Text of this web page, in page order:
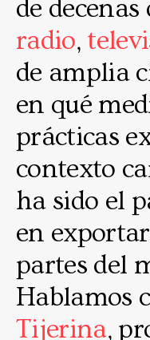
de
radio,
de amplia
en qué
prácticas
contexto
ha sido el
en
partes del
Hablamos
Tijerina,